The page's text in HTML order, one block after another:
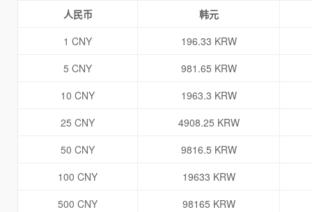
人民币
韩元
1 CNY
196.33 KRW
5 CNY
981.65 KRW
10 CNY
1963.3 KRW
25 CNY
4908.25 KRW
50 CNY
9816.5 KRW
100 CNY
19633 KRW
500 CNY
98165 KRW